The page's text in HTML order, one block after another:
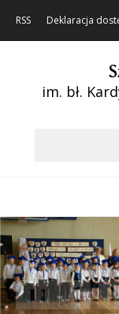
RSS Deklaracja
im. bł.
❚❚